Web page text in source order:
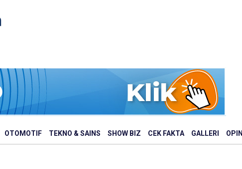
OTOMOTIF TEKNO & SAINS SHOW BIZ CEK FAKTA GALLERI OPINI